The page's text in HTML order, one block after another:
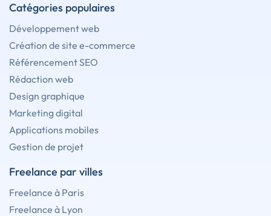
Catégories populaires
Développement web
Création de site e-commerce
Référencement SEO
Rédaction web
Design graphique
Marketing digital
Applications mobiles
Gestion de projet
Freelance par villes
Freelance à Paris
Freelance à Lyon